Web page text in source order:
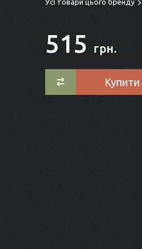
Усі товари цього бренду
515 грн.
Купити